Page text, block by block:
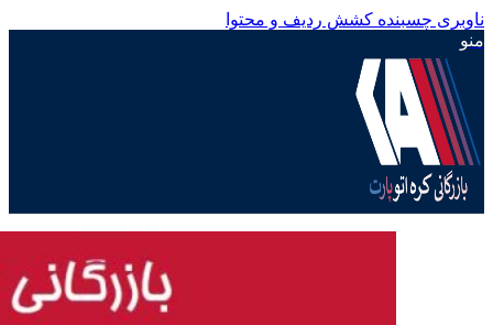
ناوبری چسبنده کشش ردیف و محتوا
منو